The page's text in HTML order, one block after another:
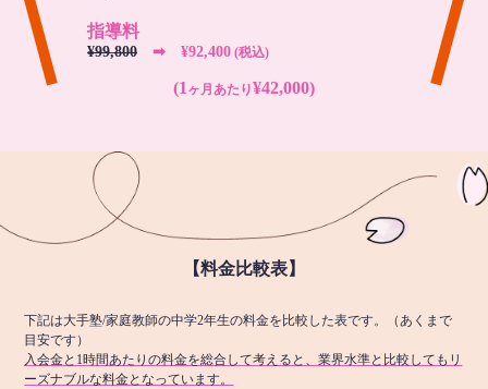
指導料
¥99,800 ➡︎ ¥92,400 (税込)
(1 ヶ月あたり¥42,000)
【料金比較表】
下記は大手塾/家庭教師の中学2年生の料金を比較した表です。（あくまで
目安です）
入会金と1時間あたりの料金を総合して考えると、業界水準と比較してもリ
ーズナブルな料金となっています。